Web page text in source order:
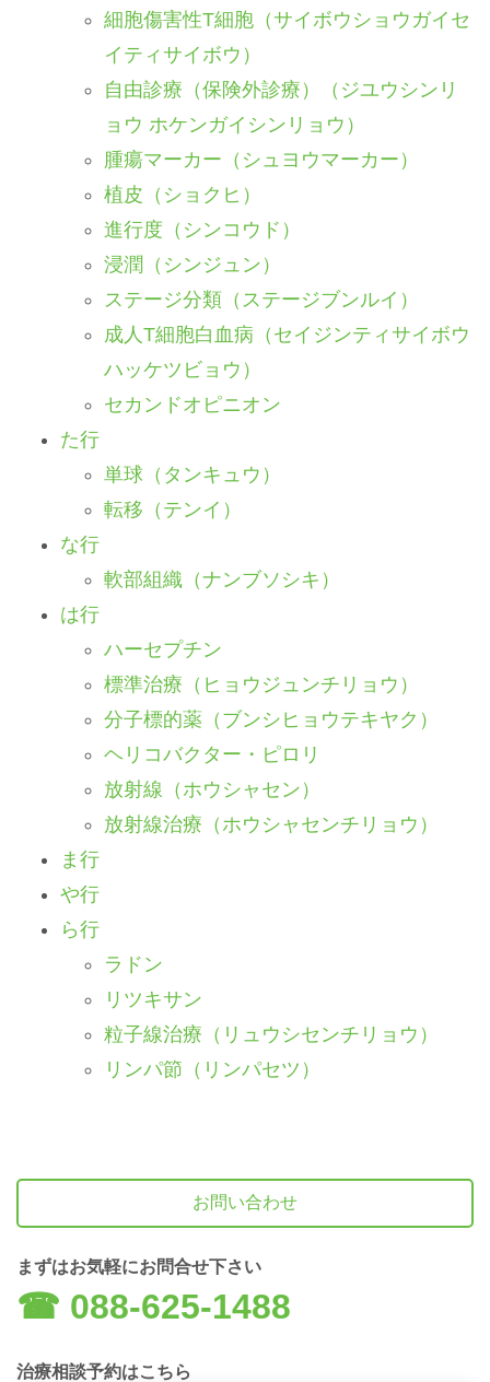
細胞傷害性T細胞（サイボウショウガイセ
イティサイボウ）
自由診療（保険外診療）（ジユウシンリ
ョウ ホケンガイシンリョウ）
腫瘍マーカー（シュヨウマーカー）
植皮（ショクヒ）
進行度（シンコウド）
浸潤（シンジュン）
ステージ分類（ステージブンルイ）
成人T細胞白血病（セイジンティサイボウ
ハッケツビョウ）
セカンドオピニオン
た行
単球（タンキュウ）
転移（テンイ）
な行
軟部組織（ナンブソシキ）
は行
ハーセプチン
標準治療（ヒョウジュンチリョウ）
分子標的薬（ブンシヒョウテキヤク）
ヘリコバクター・ピロリ
放射線（ホウシャセン）
放射線治療（ホウシャセンチリョウ）
ま行
や行
ら行
ラドン
リツキサン
粒子線治療（リュウシセンチリョウ）
リンパ節（リンパセツ）
お問い合わせ
まずはお気軽にお問合せ下さい
☎︎ 088-625-1488
治療相談予約はこちら